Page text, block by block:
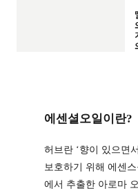
에센셜오일이란?
허브란 ‘향이 있으면
보호하기 위해 에센
에서 추출한 아로마